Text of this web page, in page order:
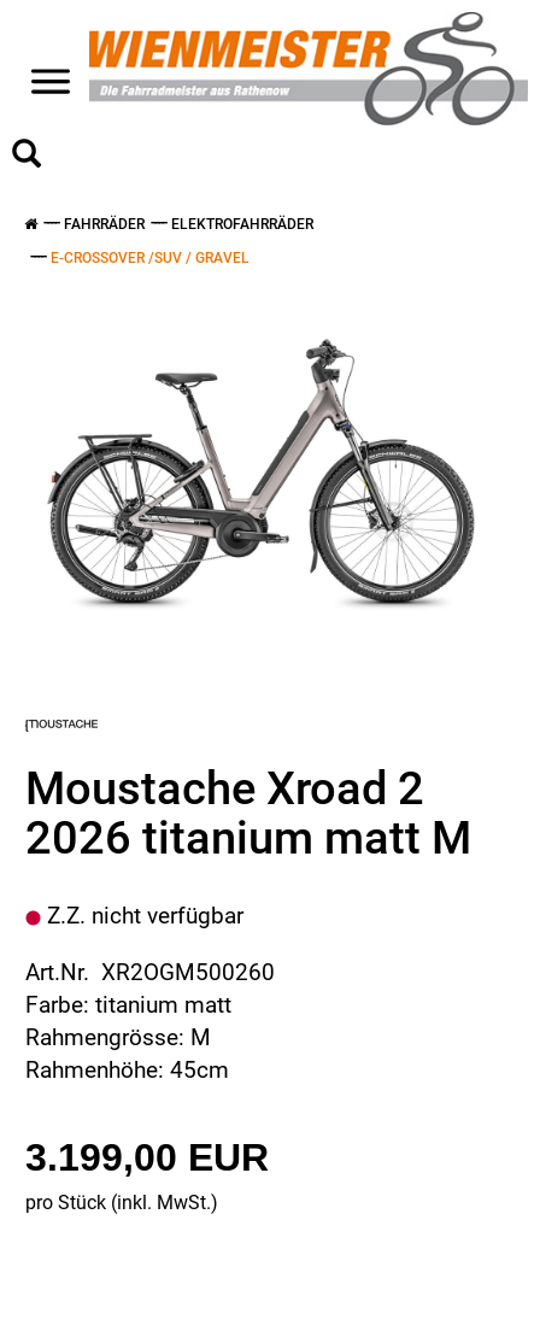
FAHRRÄDER
ELEKTROFAHRRÄDER
E-CROSSOVER /SUV / GRAVEL
Moustache Xroad 2
2026 titanium matt M
Z.Z. nicht verfügbar
Art.Nr. XR2OGM500260
Farbe: titanium matt
Rahmengrösse: M
Rahmenhöhe: 45cm
3.199,00 EUR
pro Stück (inkl. MwSt.)